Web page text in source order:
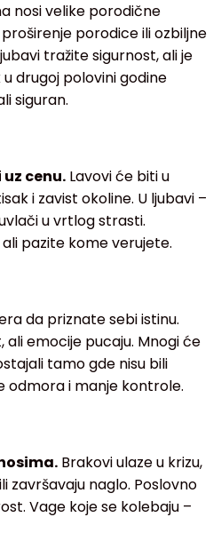
nosi velike porodične
porodice ili ozbiljne
tražite sigurnost, ali je
drugoj polovini godine
siguran.
cenu. Lavovi će biti u
i zavist okoline. U ljubavi –
u vrtlog strasti.
pazite kome verujete.
da priznate sebi istinu.
ali emocije pucaju. Mnogi će
tamo gde nisu bili
odmora i manje kontrole.
Brakovi ulaze u krizu,
završavaju naglo. Poslovno
Vage koje se kolebaju –